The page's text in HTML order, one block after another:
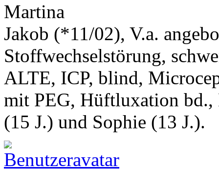
Martina
Jakob (*11/02), V.a.
Stoffwechselstörung,
ALTE, ICP, blind,
mit PEG, Hüftluxation bd.,
(15 J.) und Sophie (13 J.).